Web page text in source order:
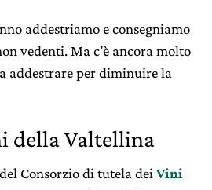
addestriamo e consegniamo
vedenti. Ma c’è ancora molto
addestrare per diminuire la
della Valtellina
Consorzio di tutela deiVini